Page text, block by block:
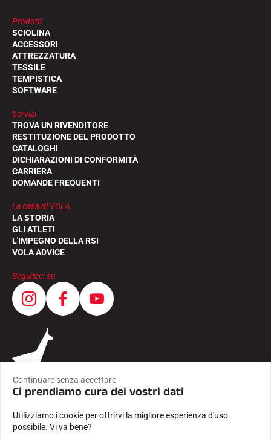
Prodotti
SCIOLINA
ACCESSORI
ATTREZZATURA
TESSILE
TEMPISTICA
SOFTWARE
Servizi
TROVA UN RIVENDITORE
RESTITUZIONE DEL PRODOTTO
CATALOGHI
DICHIARAZIONI DI CONFORMITÀ
CARRIERA
DOMANDE FREQUENTI
La casa di VOLA
LA STORIA
GLI ATLETI
L'IMPEGNO DELLA RSI
VOLA ADVICE
Seguiteci su
Continuare senza accettare
Ci prendiamo cura dei vostri dati
Utilizziamo i cookie per offrirvi la migliore esperienza d'uso
possibile. Vi va bene?